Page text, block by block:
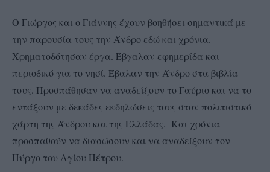
Ο Γιώργος και ο Γιάννης έχουν βοηθήσει σημαντικά με
την παρουσία τους την Άνδρο εδώ και χρόνια.
Χρηματοδότησαν έργα. Έβγαλαν εφημερίδα και
περιοδικό για το νησί. Έβαλαν την Άνδρο στα βιβλία
τους. Προσπάθησαν να αναδείξουν το Γαύριο και να το
εντάξουν με δεκάδες εκδηλώσεις τους στον πολιτιστικό
χάρτη της Άνδρου και της Ελλάδας. Και χρόνια
προσπαθούν να διασώσουν και να αναδείξουν τον
Πύργο του Αγίου Πέτρου.